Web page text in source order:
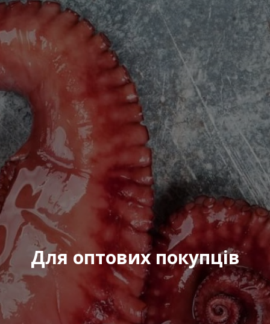
Для оптових покупців